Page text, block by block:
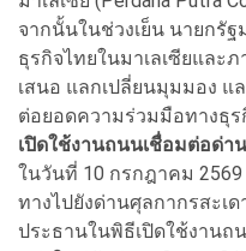
จากนั้นในช่วงเย็น นายกรั
ธุรกิจไทยในมาเลเซียและ
เสนอ แลกเปลี่ยนมุมมอง แ
ต่อยอดความร่วมมือทางธุร
เปิดใช้งานถนนเชื่อมต่อด่า
ในวันที่ 10 กรกฎาคม
ทางไปยังด่านศุลกากรสะเ
ประธานในพิธีเปิดใช้งานถ